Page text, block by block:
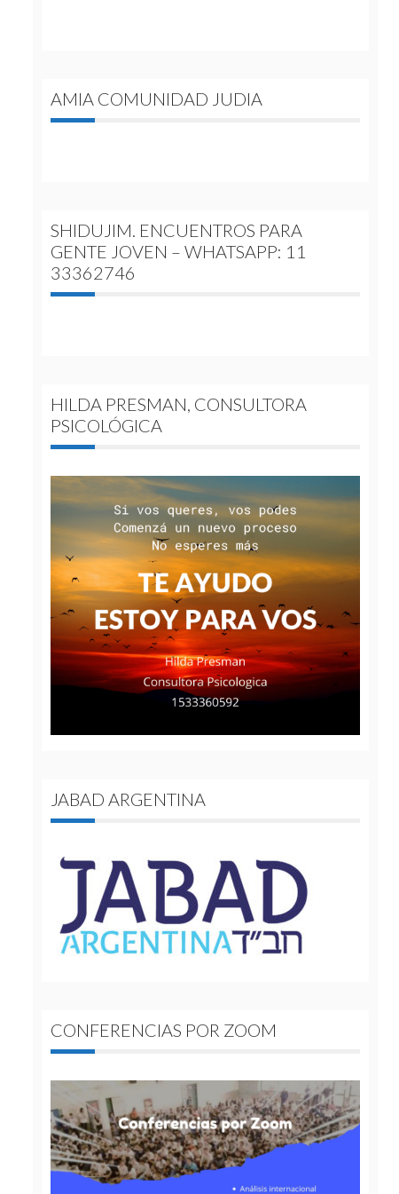
AMIA COMUNIDAD JUDIA
SHIDUJIM. ENCUENTROS PARA
GENTE JOVEN – WHATSAPP: 11
33362746
HILDA PRESMAN, CONSULTORA
PSICOLÓGICA
JABAD ARGENTINA
CONFERENCIAS POR ZOOM